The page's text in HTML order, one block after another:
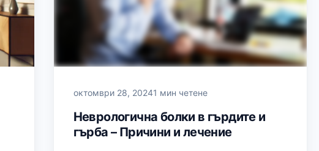
октомври 28, 20241 мин четене
Неврологична болки в гърдите и
гърба – Причини и лечение